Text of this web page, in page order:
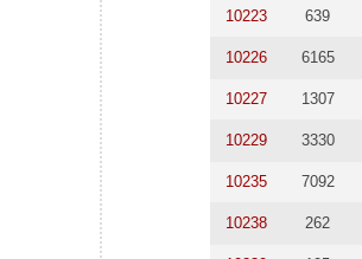
10223 639
10226 6165
10227 1307
10229 3330
10235 7092
10238 262